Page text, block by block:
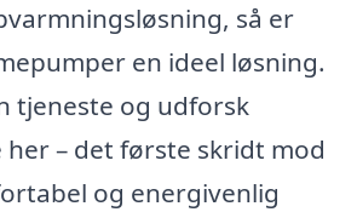
så er
en ideel løsning.
tjeneste og udforsk
– det første skridt mod
og energivenlig